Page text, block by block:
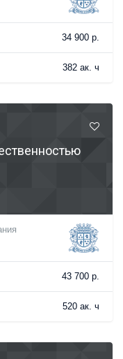
34 900 р.
382 ак. ч
43 700 р.
520 ак. ч